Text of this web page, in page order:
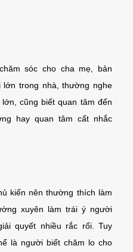
sóc cho cha mẹ, bản
trong nhà, thường nghe
cũng biết quan tâm đến
hay quan tâm cất nhắc
kiến nên thường thích làm
xuyên làm trái ý người
quyết nhiều rắc rối. Tuy
là người biết chăm lo cho